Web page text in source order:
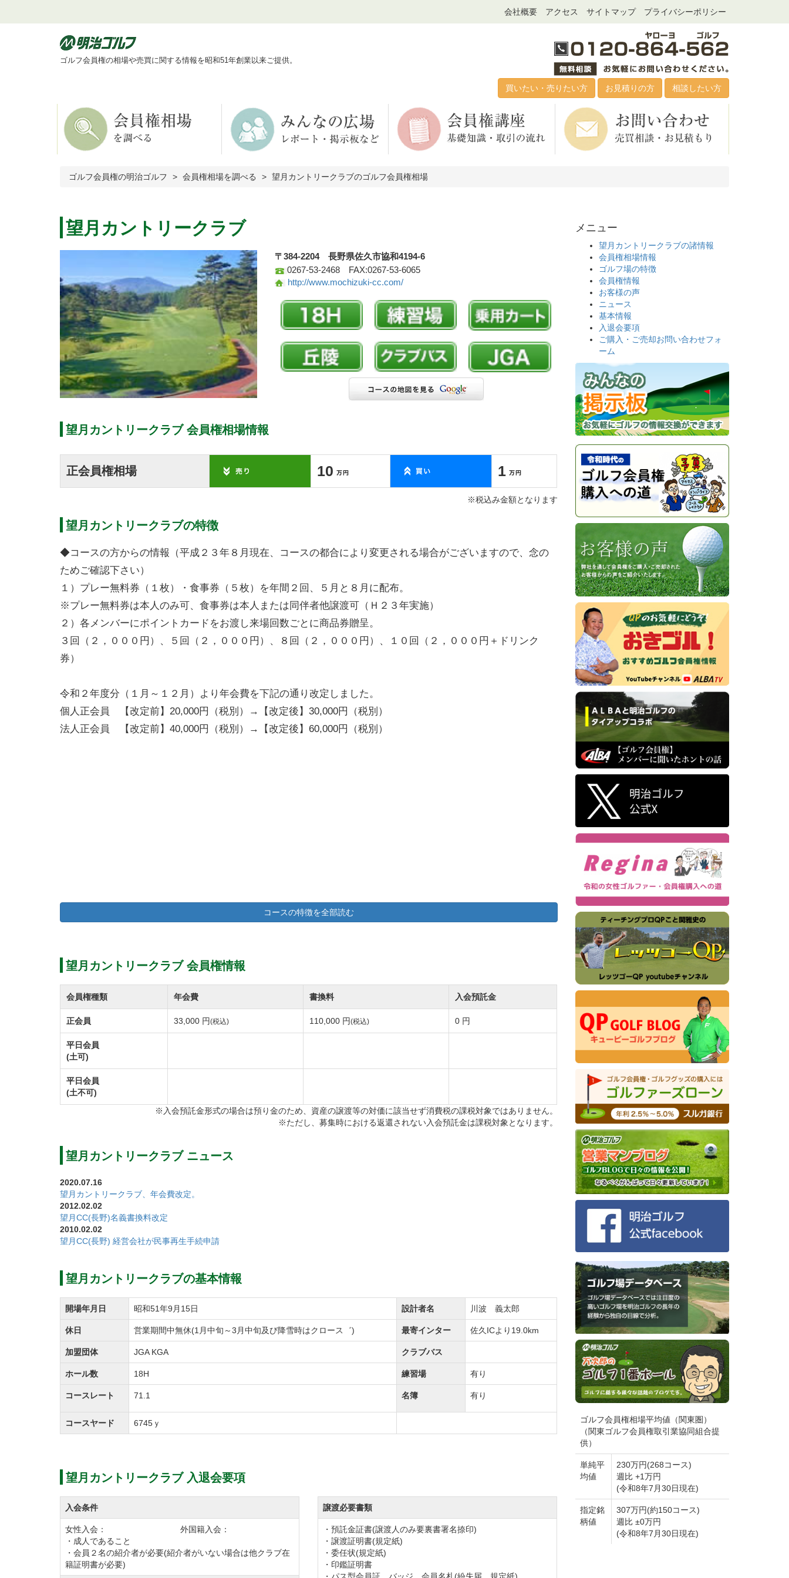
会社概要 アクセス サイトマップ プライバシーポリシー
ゴルフ会員権の相場や売買に関する情報を昭和51年創業以来ご提供。
買いたい・売りたい方 お見積りの方 相談したい方
ゴルフ会員権の明治ゴルフ 会員権相場を調べる 望月カントリークラブのゴルフ会員権相場
望月カントリークラブ
〒384-2204 長野県佐久市協和4194-6
0267-53-2468 FAX:0267-53-6065
http://www.mochizuki-cc.com/
望月カントリークラブ 会員権相場情報
正会員権相場 10 1
※税込み金額となります
望月カントリークラブの特徴
◆コースの方からの情報（平成２３年８月現在、コースの都合により変更される場合がございますので、念の
ためご確認下さい）
１）プレー無料券（１枚）・食事券（５枚）を年間２回、５月と８月に配布。
※プレー無料券は本人のみ可、食事券は本人または同伴者他譲渡可（Ｈ２３年実施）
２）各メンバーにポイントカードをお渡し来場回数ごとに商品券贈呈。
３回（２，０００円）、５回（２，０００円）、８回（２，０００円）、１０回（２，０００円＋ドリンク
券）
令和２年度分（１月～１２月）より年会費を下記の通り改定しました。
個人正会員 【改定前】20,000円（税別）→【改定後】30,000円（税別）
法人正会員 【改定前】40,000円（税別）→【改定後】60,000円（税別）
コースの特徴を全部読む
望月カントリークラブ 会員権情報
会員権種類 年会費 書換料 入会預託金
正会員 33,000 円(税込) 110,000 円(税込) 0 円
平日会員
(土可)
平日会員
(土不可)
※入会預託金形式の場合は預り金のため、資産の譲渡等の対価に該当せず消費税の課税対象ではありません。
※ただし、募集時における返還されない入会預託金は課税対象となります。
望月カントリークラブ ニュース
2020.07.16
望月カントリークラブ、年会費改定。
2012.02.02
望月CC(長野)名義書換料改定
2010.02.02
望月CC(長野) 経営会社が民事再生手続申請
望月カントリークラブの基本情報
開場年月日 昭和51年9月15日 設計者名 川波 義太郎
休日 営業期間中無休(1月中旬～3月中旬及び降雪時はクロース゛) 最寄インター 佐久ICより19.0km
加盟団体 JGA KGA クラブバス
ホール数 18H 練習場 有り
コースレート 71.1 名簿 有り
コースヤード 6745ｙ
望月カントリークラブ 入退会要項
入会条件
女性入会： 外国籍入会：
・成人であること
・会員２名の紹介者が必要(紹介者がいない場合は他クラブ在
籍証明書が必要)
譲渡必要書類
・預託金証書(譲渡人のみ要裏書署名捺印)
・譲渡証明書(規定紙)
・委任状(規定紙)
・印鑑証明書
メニュー
望月カントリークラブの諸情報
会員権相場情報
ゴルフ場の特徴
会員権情報
お客様の声
ニュース
基本情報
入退会要項
ご購入・ご売却お問い合わせフォ
ーム
ゴルフ会員権相場平均値（関東圏）
（関東ゴルフ会員権取引業協同組合提
供）
単純平
均値
230万円(268コース)
週比 +1万円
(令和8年7月30日現在)
指定銘
柄値
307万円(約150コース)
週比 ±0万円
(令和8年7月30日現在)